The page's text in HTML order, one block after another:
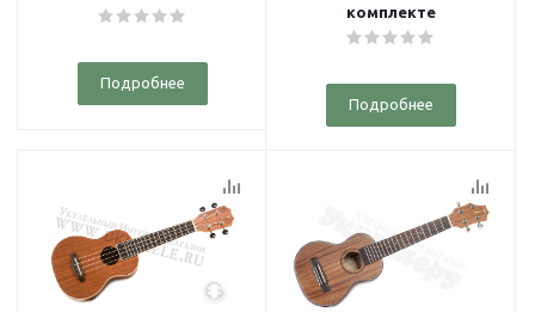
Подробнее
комплекте
Подробнее